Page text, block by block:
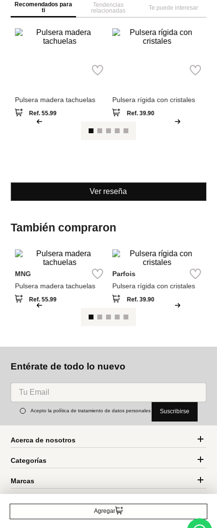
Agregar
Recomendados para
ti
Tendencias
relacionadas
Te puede interesar
Parfois
Ver reseña
También compraron
MNG
Pulsera madera tachuelas
Ref.55.99
Pulsera rígida con cristales
Ref.39.90
Entérate de todo lo nuevo
Suscribirse